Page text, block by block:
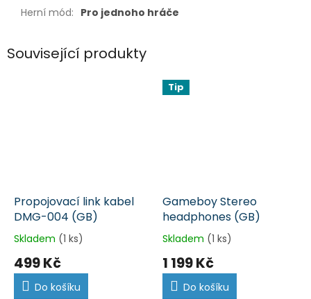
Herní mód: Pro jednoho hráče
Související produkty
Propojovací link kabel
DMG-004 (GB)
Skladem (1 ks)
499 Kč
Do košíku
Tip
Gameboy Stereo
headphones (GB)
Skladem (1 ks)
1 199 Kč
Do košíku